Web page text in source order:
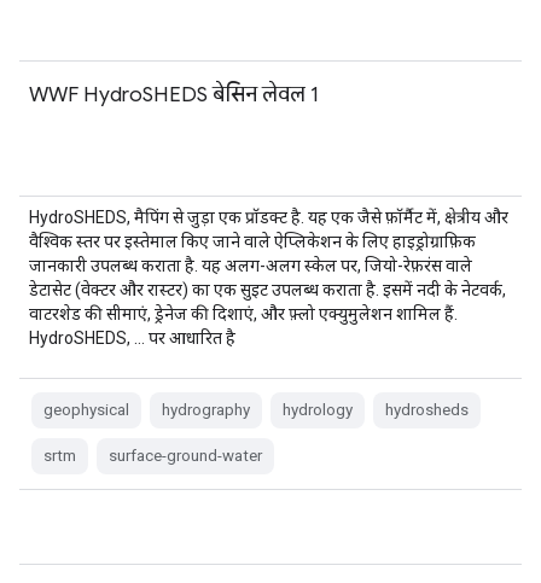
WWF HydroSHEDS बेसिन लेवल 1
HydroSHEDS, मैपिंग से जुड़ा एक प्रॉडक्ट है. यह एक जैसे फ़ॉर्मैट में, क्षेत्रीय और
वैश्विक स्तर पर इस्तेमाल किए जाने वाले ऐप्लिकेशन के लिए हाइड्रोग्राफ़िक
जानकारी उपलब्ध कराता है. यह अलग-अलग स्केल पर, जियो-रेफ़रंस वाले
डेटासेट (वेक्टर और रास्टर) का एक सुइट उपलब्ध कराता है. इसमें नदी के नेटवर्क,
वाटरशेड की सीमाएं, ड्रेनेज की दिशाएं, और फ़्लो एक्युमुलेशन शामिल हैं.
HydroSHEDS, … पर आधारित है
geophysical hydrography hydrology hydrosheds
srtm surface-ground-water